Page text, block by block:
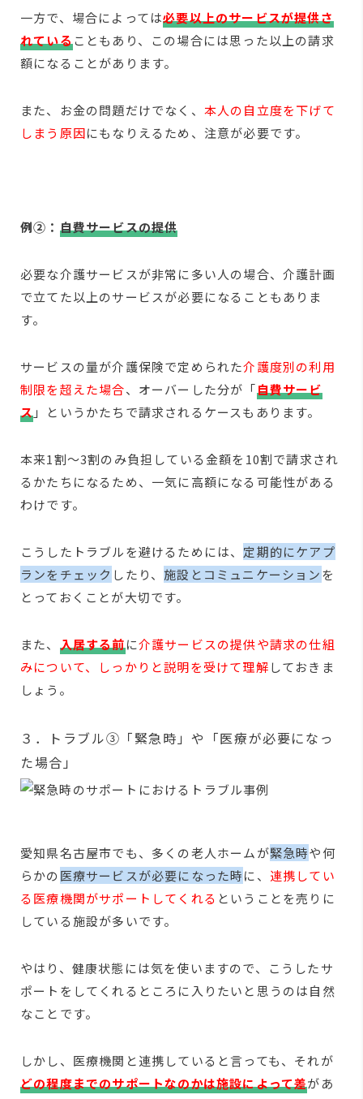
一方で、場合によっては必要以上のサービスが提供さ
れていることもあり、この場合には思った以上の請求
額になることがあります。
また、お金の問題だけでなく、 本人の自立度を下げて
しまう原因にもなりえるため、注意が必要です。
例②： 自費サービスの提供
必要な介護サービスが非常に多い人の場合、介護計画
で立てた以上のサービスが必要になることもありま
す。
サービスの量が介護保険で定められた介護度別の利用
制限を超えた場合、オーバーした分が「自費サービ
ス」というかたちで請求されるケースもあります。
本来1割～3割のみ負担している金額を10割で請求され
るかたちになるため、一気に高額になる可能性がある
わけです。
こうしたトラブルを避けるためには、 定期的にケアプ
ランをチェック したり、 施設とコミュニケーションを
とっておくことが大切です。
また、 入居する前に介護サービスの提供や請求の仕組
みについて、しっかりと説明を受けて理解しておきま
しょう。
３．トラブル③「緊急時」や「医療が必要になっ
た場合」
愛知県名古屋市でも、多くの老人ホームが緊急時や何
らかの 医療サービスが必要になった時に、 連携してい
る医療機関がサポートしてくれる ということを売りに
している施設が多いです。
やはり、健康状態には気を使いますので、こうしたサ
ポートをしてくれるところに入りたいと思うのは自然
なことです。
しかし、医療機関と連携していると言っても、それが
どの程度までのサポートなのかは施設によって差があ